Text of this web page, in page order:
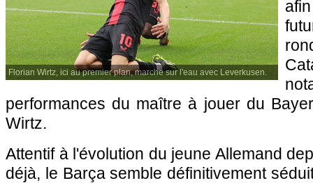
Florian Wirtz, ici au premier plan, marche sur l'eau avec Leverkusen.
performances du maître à jouer du
Wirtz.
Attentif à l'évolution du jeune Allemand
déjà, le Barça semble définitivement